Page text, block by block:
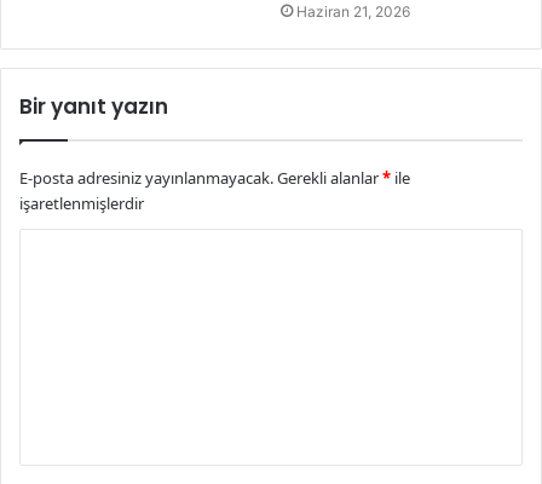
Haziran 21, 2026
Bir yanıt yazın
E-posta adresiniz yayınlanmayacak.Gerekli alanlar* ile
işaretlenmişlerdir